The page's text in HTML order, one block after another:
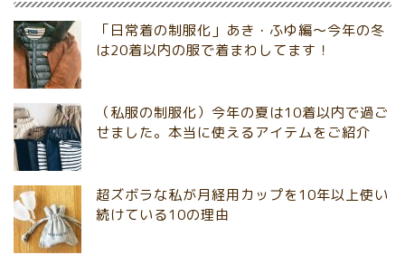
「日常着の制服化」あき・ふゆ編～今年の冬
は20着以内の服で着まわしてます！
（私服の制服化）今年の夏は10着以内で過ご
せました。本当に使えるアイテムをご紹介
超ズボラな私が月経用カップを10年以上使い
続けている10の理由